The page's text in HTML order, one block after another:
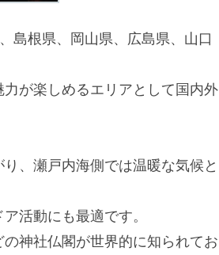
島根県、岡山県、広島県、山口
が楽しめるエリアとして国内外
、瀬戸内海側では温暖な気候と
活動にも最適です。
神社仏閣が世界的に知られてお